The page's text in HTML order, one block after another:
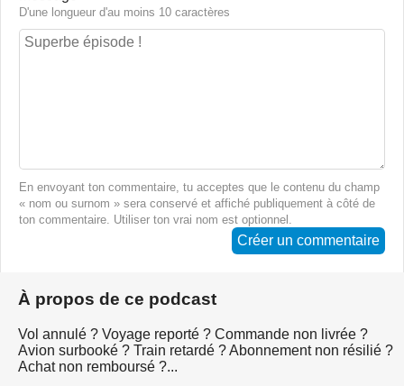
D'une longueur d'au moins 10 caractères
En envoyant ton commentaire, tu acceptes que le contenu du champ
« nom ou surnom » sera conservé et affiché publiquement à côté de
ton commentaire. Utiliser ton vrai nom est optionnel.
Créer un commentaire
À propos de ce podcast
Vol annulé ? Voyage reporté ? Commande non livrée ?
Avion surbooké ? Train retardé ? Abonnement non résilié ?
Achat non remboursé ?...